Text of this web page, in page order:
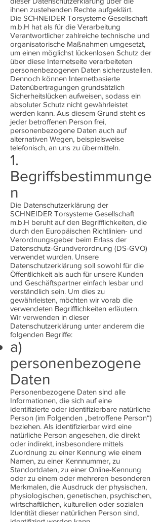
ihnen zustehenden Rechte aufgeklärt.
Die SCHNEIDER Torsysteme Gesellschaft
m.b.H hat als für die Verarbeitung
Verantwortlicher zahlreiche technische und
organisatorische Maßnahmen umgesetzt,
um einen möglichst lückenlosen Schutz der
über diese Internetseite verarbeiteten
personenbezogenen Daten sicherzustellen.
Dennoch können Internetbasierte
Datenübertragungen grundsätzlich
Sicherheitslücken aufweisen, sodass ein
absoluter Schutz nicht gewährleistet
werden kann. Aus diesem Grund steht es
jeder betroffenen Person frei,
personenbezogene Daten auch auf
alternativen Wegen, beispielsweise
telefonisch, an uns zu übermitteln.
1.
Begriffsbestimmunge
n
Die Datenschutzerklärung der
SCHNEIDER Torsysteme Gesellschaft
m.b.H beruht auf den Begrifflichkeiten, die
durch den Europäischen Richtlinien- und
Verordnungsgeber beim Erlass der
Datenschutz-Grundverordnung (DS-GVO)
verwendet wurden. Unsere
Datenschutzerklärung soll sowohl für die
Öffentlichkeit als auch für unsere Kunden
und Geschäftspartner einfach lesbar und
verständlich sein. Um dies zu
gewährleisten, möchten wir vorab die
verwendeten Begrifflichkeiten erläutern.
Wir verwenden in dieser
Datenschutzerklärung unter anderem die
folgenden Begriffe:
a)
personenbezogene
Daten
Personenbezogene Daten sind alle
Informationen, die sich auf eine
identifizierte oder identifizierbare natürliche
Person (im Folgenden „betroffene Person“)
beziehen. Als identifizierbar wird eine
natürliche Person angesehen, die direkt
oder indirekt, insbesondere mittels
Zuordnung zu einer Kennung wie einem
Namen, zu einer Kennnummer, zu
Standortdaten, zu einer Online-Kennung
oder zu einem oder mehreren besonderen
Merkmalen, die Ausdruck der physischen,
physiologischen, genetischen, psychischen,
wirtschaftlichen, kulturellen oder sozialen
Identität dieser natürlichen Person sind,